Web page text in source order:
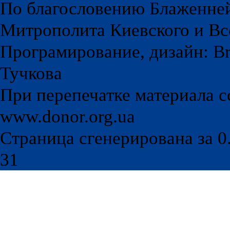
По благословению
Митрополита Киевского и
Програмирование, дизайн:
Тучкова
При перепечатке материала
www.donor.org.ua
Страница сгенерирована за
31